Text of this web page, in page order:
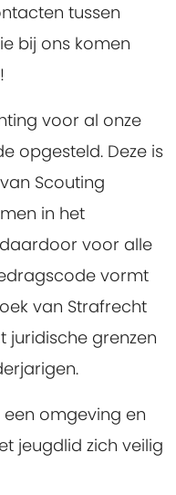
tussen
bij ons komen
voor al onze
opgesteld. Deze is
Scouting
in het
voor alle
vormt
van Strafrecht
juridische grenzen
omgeving en
jeugdlid zich veilig